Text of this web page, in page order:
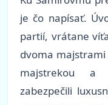
je čo napísať.
partií, vrátane
dvoma majstrami
majstrekou a
zabezpečili